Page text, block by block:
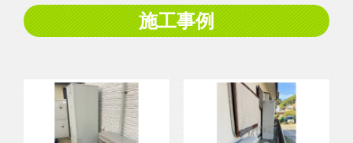
施工事例